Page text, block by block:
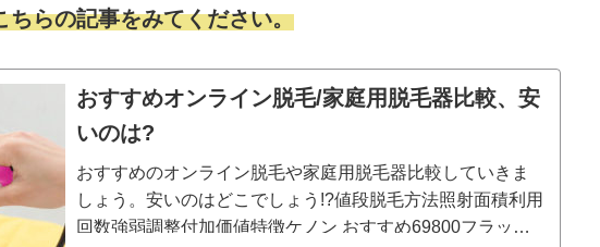
ちらの記事をみてください。
おすすめオンライン脱毛/家庭用脱毛器比較、安
いのは?
おすすめのオンライン脱毛や家庭用脱毛器比較していきま
しょう。安いのはどこでしょう!?値段脱毛方法照射面積利用
回数強弱調整付加価値特徴ケノン おすすめ69800フラッシ